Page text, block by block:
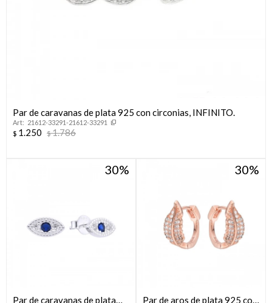
Par de caravanas de plata 925 con circonias, INFINITO.
21612-33291-21612-33291
$ 1.250 $1.786
30
Par de caravanas de plata
30
Par de aros de plata 925 con